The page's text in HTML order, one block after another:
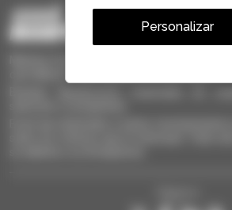
Personalizar